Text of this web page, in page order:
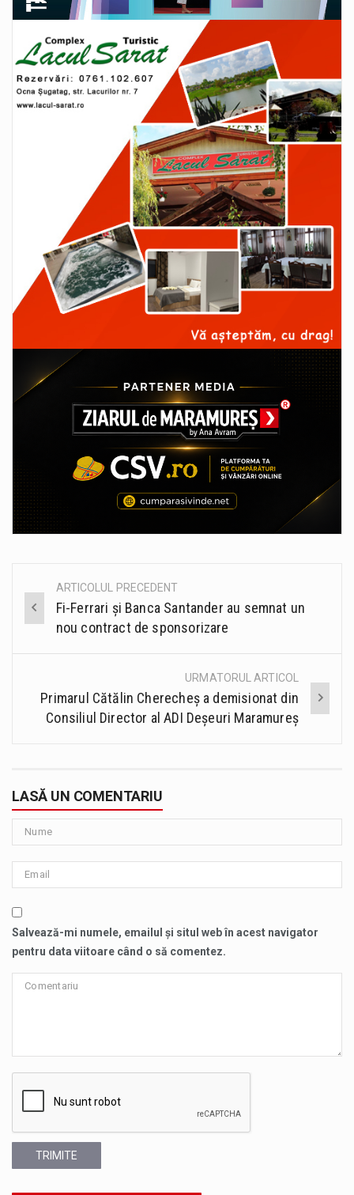
Post
navigation
ARTICOLUL PRECEDENT
Fi-Ferrari şi Banca Santander au semnat un
nou contract de sponsorizare
URMATORUL ARTICOL
Primarul Cătălin Cherecheș a demisionat din
Consiliul Director al ADI Deșeuri Maramureș
LASĂ UN COMENTARIU
Salvează-mi numele, emailul și situl web în acest navigator
pentru data viitoare când o să comentez.
TRIMITE